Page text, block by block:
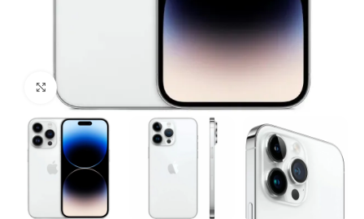
Нажмите, чтобы увеличить